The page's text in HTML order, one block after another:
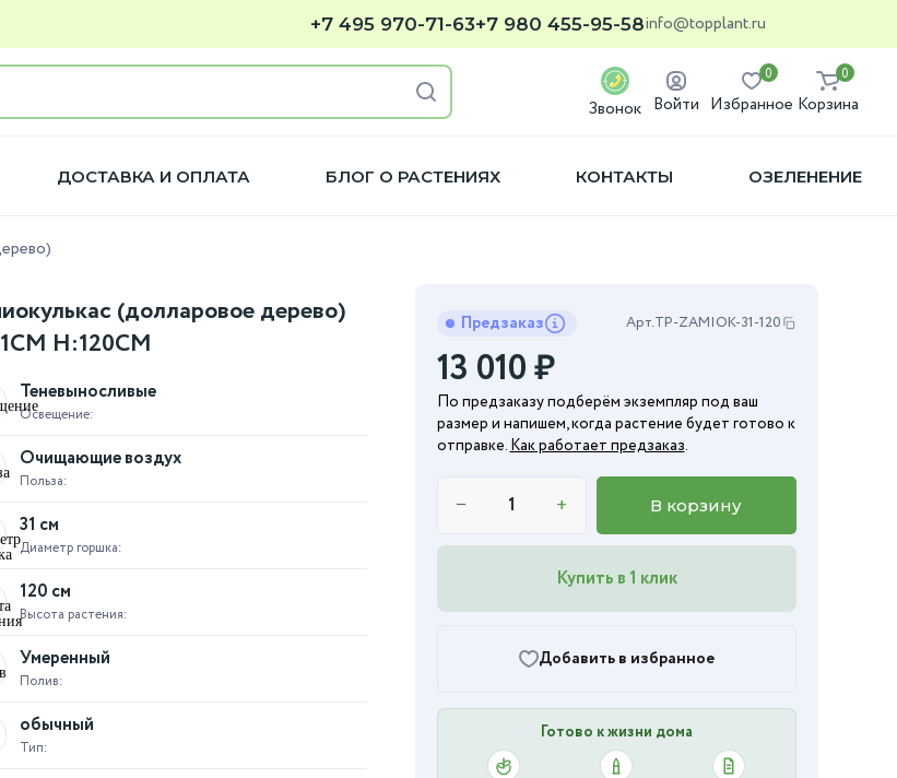
+7 495 970-71-63+7 980 455-95-58info@topplant.ru
Звонок Войти
0
Избранное
0
Корзина
ДОСТАВКА И ОПЛАТА БЛОГ О РАСТЕНИЯХ КОНТАКТЫ ОЗЕЛЕНЕНИЕ
(долларовое дерево)
H:120CM
Освещение:
Теневыносливые
Польза:
Очищающие воздух
Диаметр горшка:
31 см
Высота растения:
120 см
Полив:
Умеренный
Тип:
обычный
Предзаказ Арт.TP-ZAMIOK-31-120
13 010₽
По предзаказу подберём экземпляр под ваш
размер и напишем, когда растение будет готово к
отправке.Как работает предзаказ.
− + В корзину
Купить в 1 клик
Добавить в избранное
Готово к жизни дома